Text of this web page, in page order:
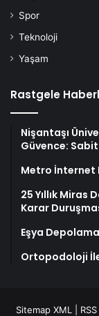
Spor
Teknoloji
Yaşam
Rastgele
Nişantaşı
Güvence:
Metro İnternet
25 Yıllık Miras
Karar
Eşya Depolama
Ortopodoloji
Sitemap XML